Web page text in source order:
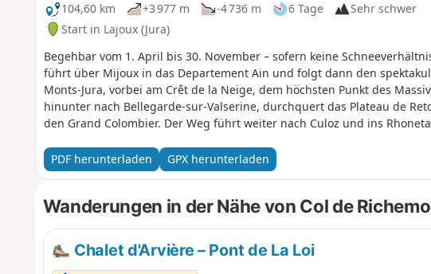
104,60 km
+3 977 m -4 736 m 6 Tage
Sehr schwer
Start in Lajoux (Jura)
Begehbar vom 1. April bis 30. November – sofern keine
führt über Mijoux in das Departement Ain und folgt dann den
Monts-Jura, vorbei am Crêt de la Neige, dem höchsten Punkt des
hinunter nach Bellegarde-sur-Valserine, durchquert das Plateau de
den Grand Colombier. Der Weg führt weiter nach Culoz und ins
Strecke führt durch das Nationale Naturschutzgebiet der Haute Chaîne
Vorschriften gelten. Hunde sind verboten, auch an der Leine, ebenso
PDF herunterladen GPX herunterladen
Wanderungen in der Nähe von Col de
Chalet d'Arvière – Pont de La Loi